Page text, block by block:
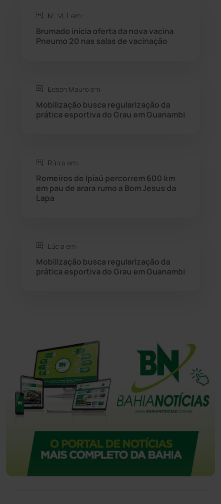
Rio de Contas
Rio do Antônio
Saúde
Seabra (50)
Sítio do Mato
Sudoeste Baiano
M. M. L em:
Brumado inicia oferta da nova vacina
Pneumo 20 nas salas de vacinação
Edson Mauro em:
Mobilização busca regularização da
prática esportiva do Grau em Guanambi
Rúbia em:
Romeiros de Ipiaú percorrem 600 km
em pau de arara rumo a Bom Jesus da
Lapa
Lúcia em:
Mobilização busca regularização da
prática esportiva do Grau em Guanambi